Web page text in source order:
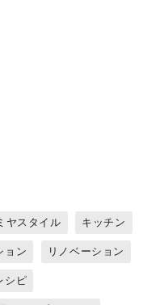
ヤスタイル キッチン
ョン リノベーション
シピ